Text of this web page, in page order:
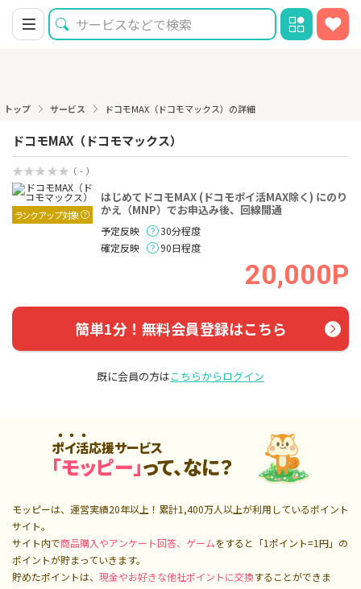
トップ サービス ドコモMAX（ドコモマックス）の詳細
ドコモMAX（ドコモマックス）
（ - ）
ランクアップ対象
はじめてドコモMAX (ドコモポイ活MAX除く) にのり
かえ（MNP）でお申込み後、回線開通
予定反映
30分程度
確定反映
90日程度
20,000P
簡単1分！無料会員登録はこちら
既に会員の方はこちらからログイン
ポイ活応援サービス
「モッピー」って、なに？
モッピーは、運営実績20年以上！累計1,400万人以上が利用しているポイント
サイト。
サイト内で商品購入やアンケート回答、ゲームをすると「1ポイント=1円」の
ポイントが貯まっていきます。
貯めたポイントは、 現金やお好きな他社ポイントに交換することができま